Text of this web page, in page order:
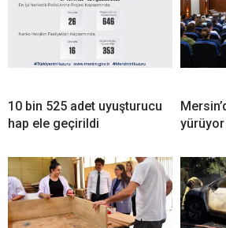
10 bin 525 adet uyuşturucu
hap ele geçirildi
yürüyor